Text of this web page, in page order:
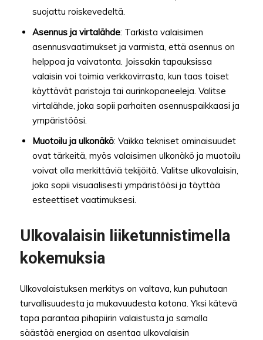
suojattu roiskevedeltä.
Asennus ja virtalähde: Tarkista valaisimen
asennusvaatimukset ja varmista, että asennus on
helppoa ja vaivatonta. Joissakin tapauksissa
valaisin voi toimia verkkovirrasta, kun taas toiset
käyttävät paristoja tai aurinkopaneeleja. Valitse
virtalähde, joka sopii parhaiten asennuspaikkaasi ja
ympäristöösi.
Muotoilu ja ulkonäkö: Vaikka tekniset ominaisuudet
ovat tärkeitä, myös valaisimen ulkonäkö ja muotoilu
voivat olla merkittäviä tekijöitä. Valitse ulkovalaisin,
joka sopii visuaalisesti ympäristöösi ja täyttää
esteettiset vaatimuksesi.
Ulkovalaisin liiketunnistimella
kokemuksia
Ulkovalaistuksen merkitys on valtava, kun puhutaan
turvallisuudesta ja mukavuudesta kotona. Yksi kätevä
tapa parantaa pihapiirin valaistusta ja samalla
säästää energiaa on asentaa ulkovalaisin